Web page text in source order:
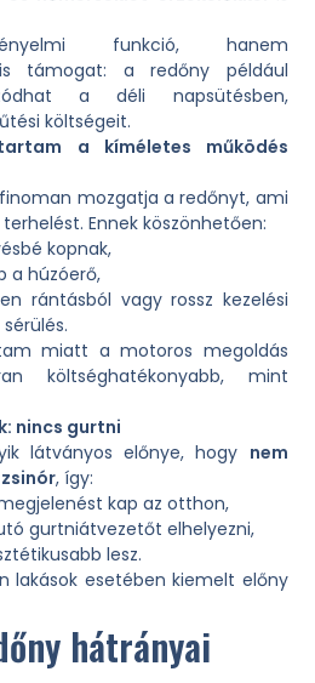
funkció, hanem
is támogat: a redőny például
a déli napsütésben,
költségeit.
a kíméletes működés
mozgatja a redőnyt, ami
Ennek köszönhetően:
kopnak,
a húzóerő,
rántásból vagy rossz kezelési
miatt a motoros megoldás
költséghatékonyabb, mint
nincs gurtni
látványos előnye, hogy nem
, így:
kap az otthon,
gurtniátvezetőt elhelyezni,
lesz.
lakások esetében kiemelt előny
hátrányai